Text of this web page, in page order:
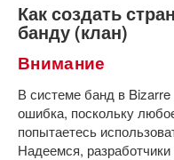
Как создать
банду (клан)
Внимание
В системе банд в
ошибка, поскольку
попытаетесь
Надеемся,